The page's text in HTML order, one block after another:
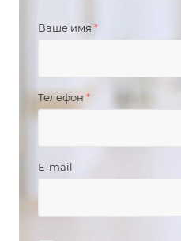
Ваше имя *
Телефон *
E-mail